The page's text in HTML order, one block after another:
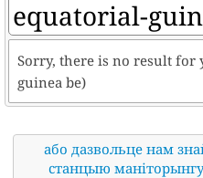
Sorry, there is no result for
guinea be)
або дазвольце нам
станцыю маніторынгу